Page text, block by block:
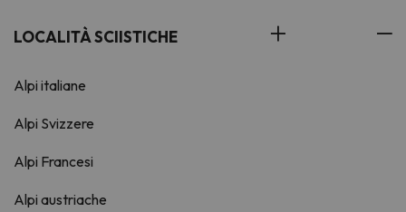
LOCALITÀ SCIISTICHE
Alpi italiane
Alpi Svizzere
Alpi Francesi
Alpi austriache